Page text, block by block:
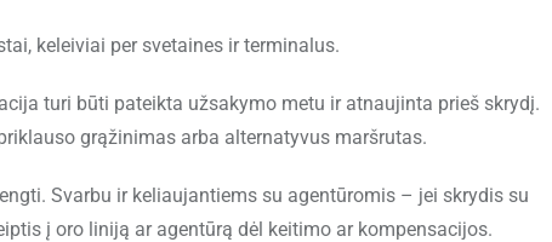
keleiviai per svetaines ir terminalus.
turi būti pateikta užsakymo metu ir atnaujinta prieš skrydį.
grąžinimas arba alternatyvus maršrutas.
Svarbu ir keliaujantiems su agentūromis – jei skrydis su
į oro liniją ar agentūrą dėl keitimo ar kompensacijos.